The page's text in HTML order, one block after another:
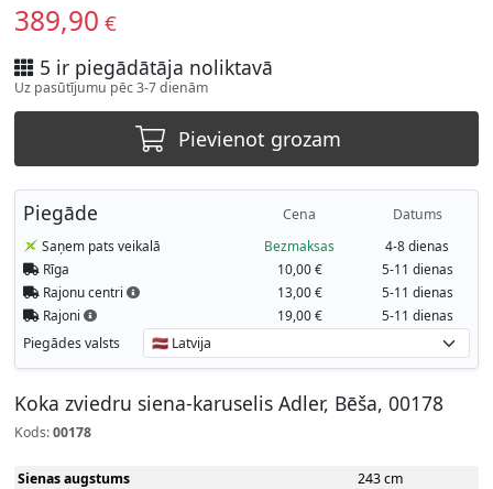
389,90 €
5 ir piegādātāja noliktavā
Uz pasūtījumu pēc 3-7 dienām
Pievienot grozam
Piegāde Cena Datums
Saņem pats veikalā Bezmaksas
4-8 dienas
Rīga
10,00 €
5-11 dienas
Rajonu centri
13,00 €
5-11 dienas
Rajoni
19,00 € 5-11 dienas
Piegādes valsts
Koka zviedru siena-karuselis Adler, Bēša, 00178
Kods:00178
Sienas augstums
243 cm